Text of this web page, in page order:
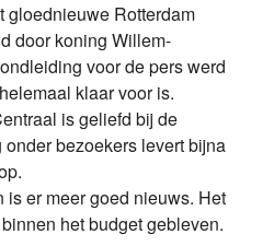
gloednieuwe Rotterdam
door koning Willem-
voor de pers werd
klaar voor is.
is geliefd bij de
bezoekers levert bijna
er meer goed nieuws. Het
het budget gebleven.